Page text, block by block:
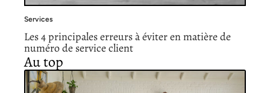
Services
Les 4 principales erreurs à éviter en matière de
numéro de service client
Au top